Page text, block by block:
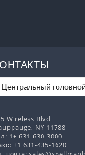
Wireless Blvd
NY 11788
1+ 631-630-3000
+1 631-435-1620